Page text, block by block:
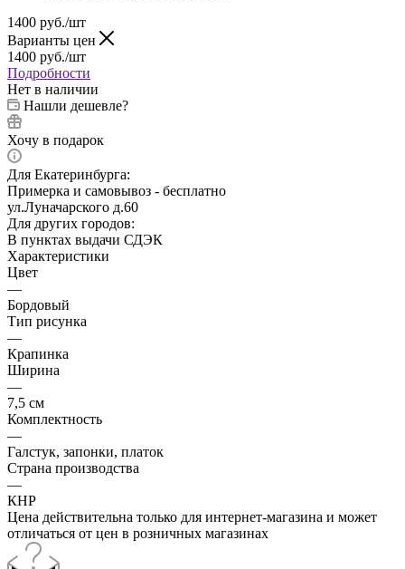
1400 руб./шт
Варианты цен
1400 руб./шт
Подробности
Нет в наличии
Нашли дешевле?
Хочу в подарок
Для Екатеринбурга:
Примерка и самовывоз - бесплатно
ул.Луначарского д.60
Для других городов:
В пунктах выдачи СДЭК
Характеристики
Цвет
—
Бордовый
Тип рисунка
—
Крапинка
Ширина
—
7,5 см
Комплектность
—
Галстук, запонки, платок
Страна производства
—
КНР
Цена действительна только для интернет-магазина и может
отличаться от цен в розничных магазинах